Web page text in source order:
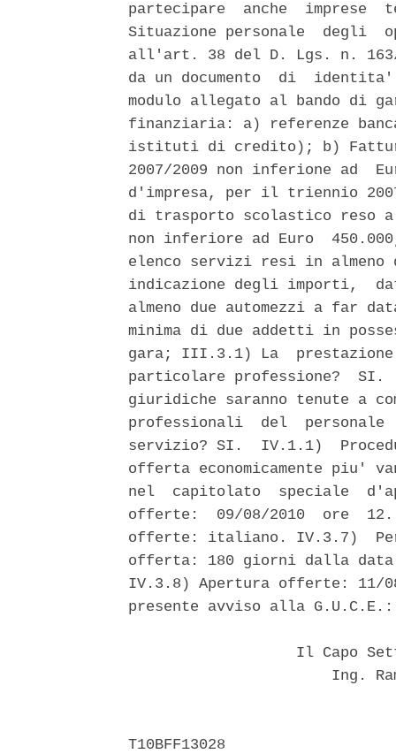
partecipare  anche  imprese
Situazione personale  degli
all'art. 38 del D. Lgs. n. 163/
da un documento  di
modulo allegato al bando di
finanziaria: a) referenze
istituti di credito); b)
2007/2009 non inferione ad
d'impresa, per il triennio
di trasporto scolastico reso
non inferiore ad Euro
elenco servizi resi in almeno
indicazione degli importi,
almeno due automezzi a far
minima di due addetti in
gara; III.3.1) La
particolare professione?
giuridiche saranno tenute a
professionali  del
servizio? SI.  IV.1.1)
offerta economicamente piu'
nel  capitolato  speciale
offerte:  09/08/2010  ore
offerte: italiano. IV.3.7)
offerta: 180 giorni dalla
IV.3.8) Apertura offerte: 11/
presente avviso alla
Il Capo
Ing.